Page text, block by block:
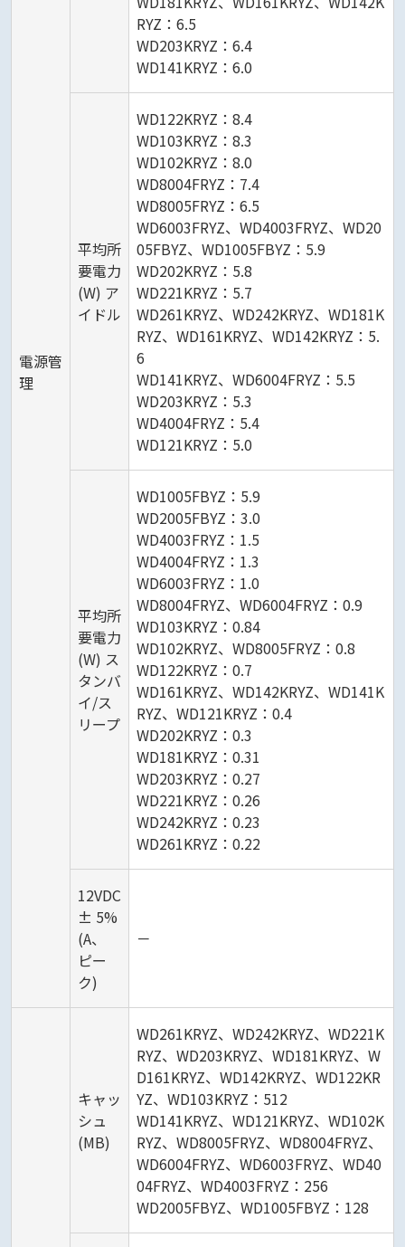
電源管
理
RYZ：6.5
WD203KRYZ：6.4
WD141KRYZ：6.0
平均所
要電力
(W) ア
イドル
WD122KRYZ：8.4
WD103KRYZ：8.3
WD102KRYZ：8.0
WD8004FRYZ：7.4
WD8005FRYZ：6.5
WD6003FRYZ、WD4003FRYZ、WD20
05FBYZ、WD1005FBYZ：5.9
WD202KRYZ：5.8
WD221KRYZ：5.7
WD261KRYZ、WD242KRYZ、WD181K
RYZ、WD161KRYZ、WD142KRYZ：5.
6
WD141KRYZ、WD6004FRYZ：5.5
WD203KRYZ：5.3
WD4004FRYZ：5.4
WD121KRYZ：5.0
平均所
要電力
(W) ス
タンバ
イ/ス
リープ
WD1005FBYZ：5.9
WD2005FBYZ：3.0
WD4003FRYZ：1.5
WD4004FRYZ：1.3
WD6003FRYZ：1.0
WD8004FRYZ、WD6004FRYZ：0.9
WD103KRYZ：0.84
WD102KRYZ、WD8005FRYZ：0.8
WD122KRYZ：0.7
WD161KRYZ、WD142KRYZ、WD141K
RYZ、WD121KRYZ：0.4
WD202KRYZ：0.3
WD181KRYZ：0.31
WD203KRYZ：0.27
WD221KRYZ：0.26
WD242KRYZ：0.23
WD261KRYZ：0.22
12VDC
± 5%
(A、
ピー
ク)
－
キャッ
シュ
(MB)
WD261KRYZ、WD242KRYZ、WD221K
RYZ、WD203KRYZ、WD181KRYZ、W
D161KRYZ、WD142KRYZ、WD122KR
YZ、WD103KRYZ：512
WD141KRYZ、WD121KRYZ、WD102K
RYZ、WD8005FRYZ、WD8004FRYZ、
WD6004FRYZ、WD6003FRYZ、WD40
04FRYZ、WD4003FRYZ：256
WD2005FBYZ、WD1005FBYZ：128